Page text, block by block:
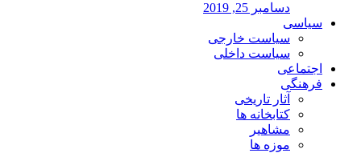
دسامبر 25, 2019
سیاسی
سیاست خارجی
سیاست داخلی
اجتماعی
فرهنگی
آثار تاریخی
کتابخانه ها
مشاهیر
موزه ها